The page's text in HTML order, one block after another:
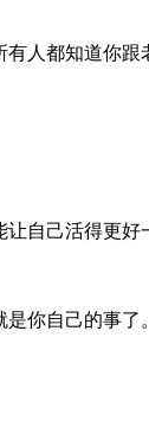
人都知道你跟
自己活得更好
你自己的事了